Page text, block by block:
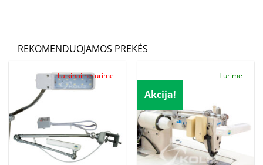
REKOMENDUOJAMOS PREKĖS
Laikinai neturime
Akcija!
Turime